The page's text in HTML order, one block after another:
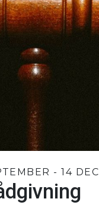
- 14